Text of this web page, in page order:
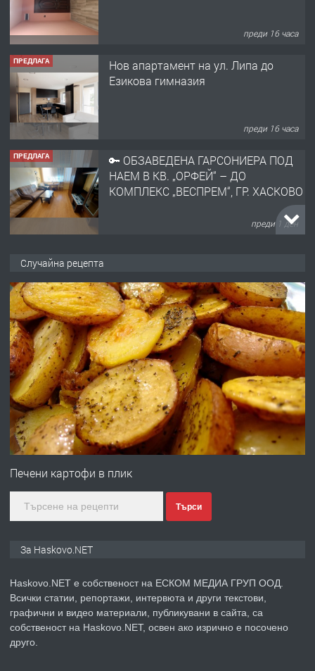
преди 16 часа
ПРЕДЛАГА
Нов апартамент на ул. Липа до
Езикова гимназия
преди 16 часа
ПРЕДЛАГА
🔑 ОБЗАВЕДЕНА ГАРСОНИЕРА ПОД
НАЕМ В КВ. „ОРФЕЙ“ – ДО
КОМПЛЕКС „ВЕСПРЕМ“, ГР. ХАСКОВО
преди 1 ден
АПАРТАМЕНТ В ЦЕНТЪРА НА ГР.
ХАСКОВО
преди 2 дни
ПРЕДЛАГА Давам гараж под наем
преди 2 дни
ПРЕДЛАГА
№4120 Магазин/Офис под наем в кв.
градската градина!
преди 3 дни
ПРЕДЛАГА
Продавам парцел в гр. Хасково кв.
Случайна рецепта
Печени картофи в плик
Търси
За Haskovo.NET
Haskovo.NET е собственост на ЕСКОМ МЕДИА ГРУП ООД.
Всички статии, репортажи, интервюта и други текстови,
графични и видео материали, публикувани в сайта, са
собственост на Haskovo.NET, освен ако изрично е посочено
друго.